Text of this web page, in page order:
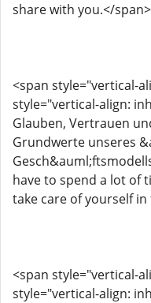
share with you.</
<span style="vertical-
style="vertical-align:
Glauben, Vertrauen
Grundwerte unseres
have to spend a lot of
take care of yourself
<span style="vertical-
style="vertical-align: